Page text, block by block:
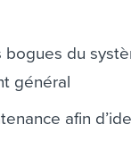
du
général
afin